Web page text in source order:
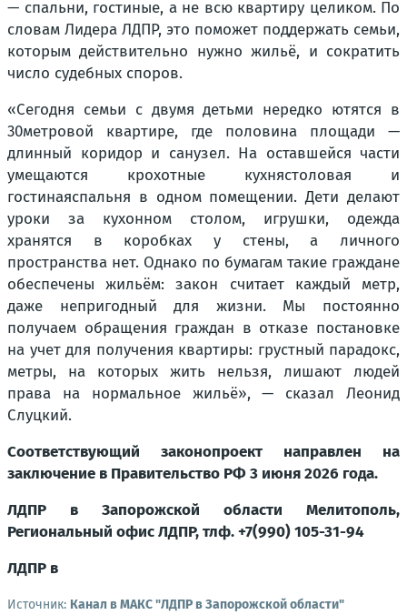
— спальни, гостиные, а не всю квартиру целиком. По
словам Лидера ЛДПР, это поможет поддержать семьи,
которым действительно нужно жильё, и сократить
число судебных споров.
«Сегодня семьи с двумя детьми нередко ютятся в
30метровой квартире, где половина площади —
длинный коридор и санузел. На оставшейся части
умещаются крохотные кухнястоловая и
гостинаяспальня в одном помещении. Дети делают
уроки за кухонном столом, игрушки, одежда
хранятся в коробках у стены, а личного
пространства нет. Однако по бумагам такие граждане
обеспечены жильём: закон считает каждый метр,
даже непригодный для жизни. Мы постоянно
получаем обращения граждан в отказе постановке
на учет для получения квартиры: грустный парадокс,
метры, на которых жить нельзя, лишают людей
права на нормальное жильё», — сказал Леонид
Слуцкий.
Соответствующий законопроект направлен на
заключение в Правительство РФ 3 июня 2026 года.
ЛДПР в Запорожской области Мелитополь,
Региональный офис ЛДПР, тлф. +7(990) 105-31-94
ЛДПР в
Источник: Канал в МАКС "ЛДПР в Запорожской области"